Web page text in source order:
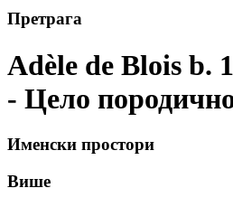
Претрага
Adèle de Blois b.
- Цело
Именски простори
Више